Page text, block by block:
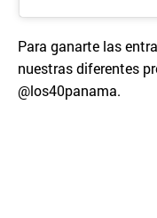
Para ganarte las
nuestras diferentes
@los40panama.